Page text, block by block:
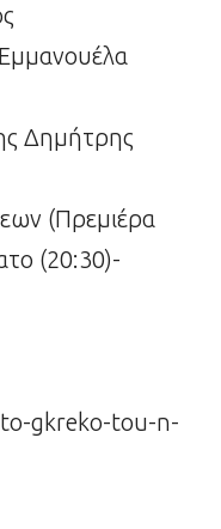
Δημήτρης
(Πρεμιέρα
(20:30)-
gkreko-tou-n-